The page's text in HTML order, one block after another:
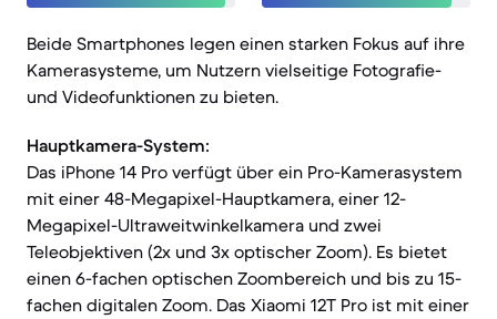
Beide Smartphones legen einen starken Fokus auf ihre
Kamerasysteme, um Nutzern vielseitige Fotografie-
und Videofunktionen zu bieten.
Hauptkamera-System:
Das iPhone 14 Pro verfügt über ein Pro-Kamerasystem
mit einer 48-Megapixel-Hauptkamera, einer 12-
Megapixel-Ultraweitwinkelkamera und zwei
Teleobjektiven (2x und 3x optischer Zoom). Es bietet
einen 6-fachen optischen Zoombereich und bis zu 15-
fachen digitalen Zoom. Das Xiaomi 12T Pro ist mit einer